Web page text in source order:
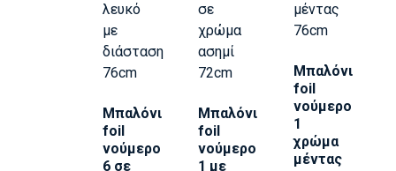
Μπαλόνι
foil
νούμερο
6 σε
Μπαλόνι
foil
νούμερο
1 με
Μπαλόνι
foil
νούμερο
1
χρώμα
μέντας